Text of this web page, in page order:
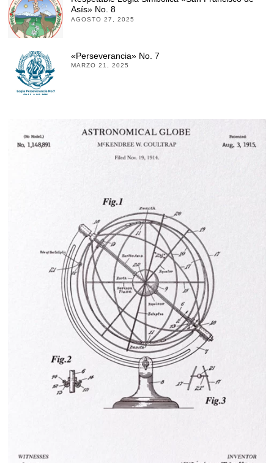
Asís» No. 8
AGOSTO 27, 2025
«Perseverancia» No. 7
MARZO 21, 2025